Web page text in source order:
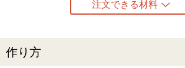
注文できる材料
作り方